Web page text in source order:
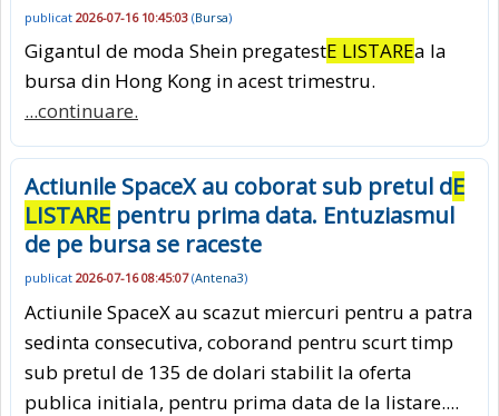
publicat 2026-07-16 10:45:03 (Bursa)
Gigantul de moda Shein pregatestE LISTAREa la
bursa din Hong Kong in acest trimestru.
...continuare.
Actiunile SpaceX au coborat sub pretul dE
LISTARE pentru prima data. Entuziasmul
de pe bursa se raceste
publicat 2026-07-16 08:45:07(Antena3)
Actiunile SpaceX au scazut miercuri pentru a patra
sedinta consecutiva, coborand pentru scurt timp
sub pretul de 135 de dolari stabilit la oferta
publica initiala, pentru prima data de la listare....